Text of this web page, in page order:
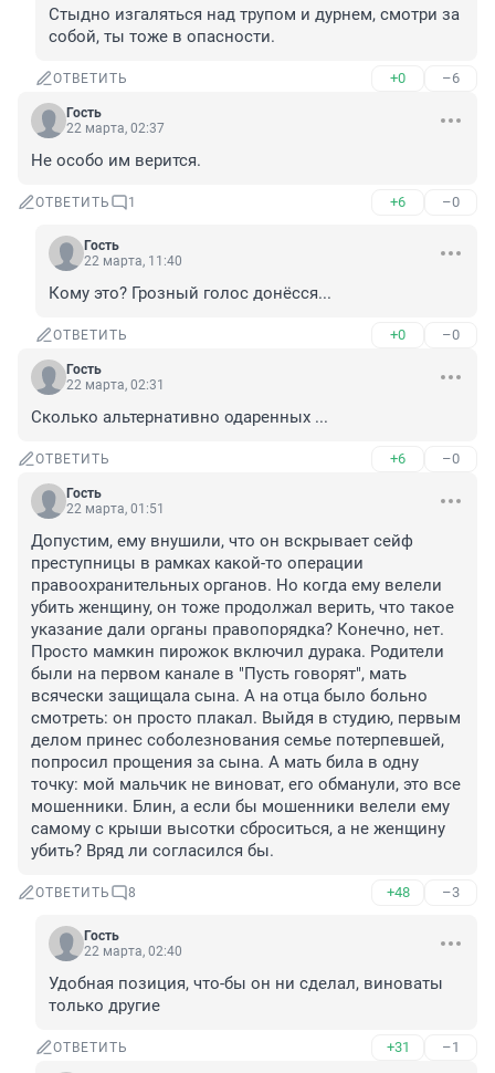
Стыдно изгаляться над трупом и дурнем, смотри за
собой, ты тоже в опасности.
ОТВЕТИТЬ +0 –6
Гость
22 марта, 02:37
Не особо им верится.
ОТВЕТИТЬ 1 +6 –0
Гость
22 марта, 11:40
Кому это? Грозный голос донёсся...
ОТВЕТИТЬ +0 –0
Гость
22 марта, 02:31
Сколько альтернативно одаренных ...
ОТВЕТИТЬ +6 –0
Гость
22 марта, 01:51
Допустим, ему внушили, что он вскрывает сейф
преступницы в рамках какой-то операции
правоохранительных органов. Но когда ему велели
убить женщину, он тоже продолжал верить, что такое
указание дали органы правопорядка? Конечно, нет.
Просто мамкин пирожок включил дурака. Родители
были на первом канале в "Пусть говорят", мать
всячески защищала сына. А на отца было больно
смотреть: он просто плакал. Выйдя в студию, первым
делом принес соболезнования семье потерпевшей,
попросил прощения за сына. А мать била в одну
точку: мой мальчик не виноват, его обманули, это все
мошенники. Блин, а если бы мошенники велели ему
самому с крыши высотки сброситься, а не женщину
убить? Вряд ли согласился бы.
ОТВЕТИТЬ 8 +48 –3
Гость
22 марта, 02:40
Удобная позиция, что-бы он ни сделал, виноваты
только другие
ОТВЕТИТЬ +31 –1